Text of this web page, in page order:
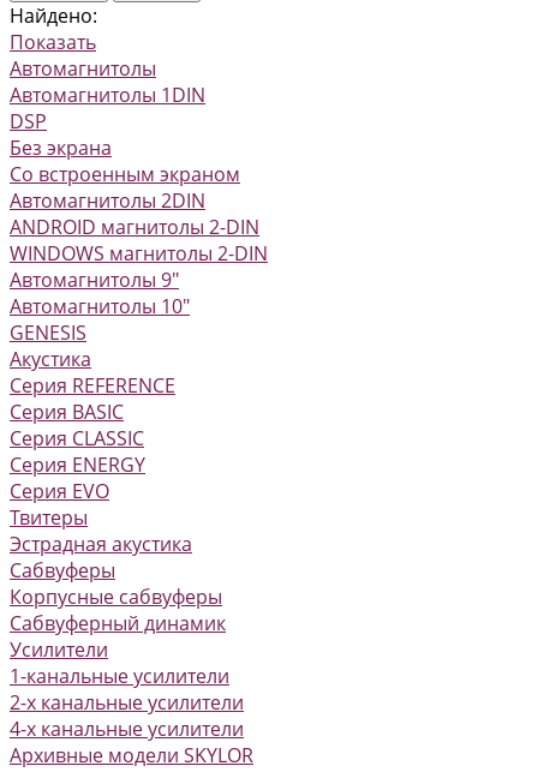
Найдено:
Показать
Автомагнитолы
Автомагнитолы 1DIN
DSP
Без экрана
Со встроенным экраном
Автомагнитолы 2DIN
ANDROID магнитолы 2-DIN
WINDOWS магнитолы 2-DIN
Автомагнитолы 9"
Автомагнитолы 10"
GENESIS
Акустика
Серия REFERENCE
Серия BASIC
Серия CLASSIC
Серия ENERGY
Серия EVO
Твитеры
Эстрадная акустика
Сабвуферы
Корпусные сабвуферы
Сабвуферный динамик
Усилители
1-канальные усилители
2-х канальные усилители
4-х канальные усилители
Архивные модели SKYLOR